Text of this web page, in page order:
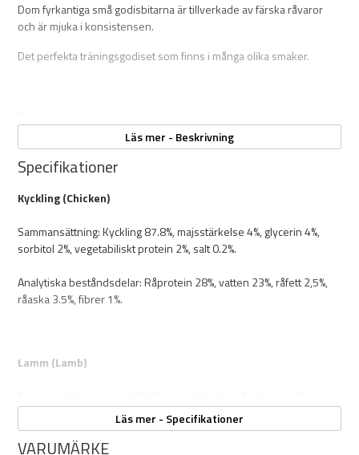
Dom fyrkantiga små godisbitarna är tillverkade av färska råvaror
och är mjuka i konsistensen.
Det perfekta träningsgodiset som finns i många olika smaker.
Vikt: 100g
Mjuka
Spannmålsfria
Smaker:
- Kyckling
- Häst
- Hjort
Läs mer - Beskrivning
Specifikationer
Kyckling (Chicken)
Sammansättning: Kyckling 87.8%, majsstärkelse 4%, glycerin 4%,
sorbitol 2%, vegetabiliskt protein 2%, salt 0.2%.
Analytiska beståndsdelar: Råprotein 28%, vatten 23%, råfett 2,5%,
råaska 3.5%, fibrer 1%.
Lamm (Lamb)
sorbitol 2%, salt 0.2%.
Analytiska beståndsdelar: Råprotein 28%, vatten 23%, råfett 4%,
Läs mer - Specifikationer
VARUMÄRKE